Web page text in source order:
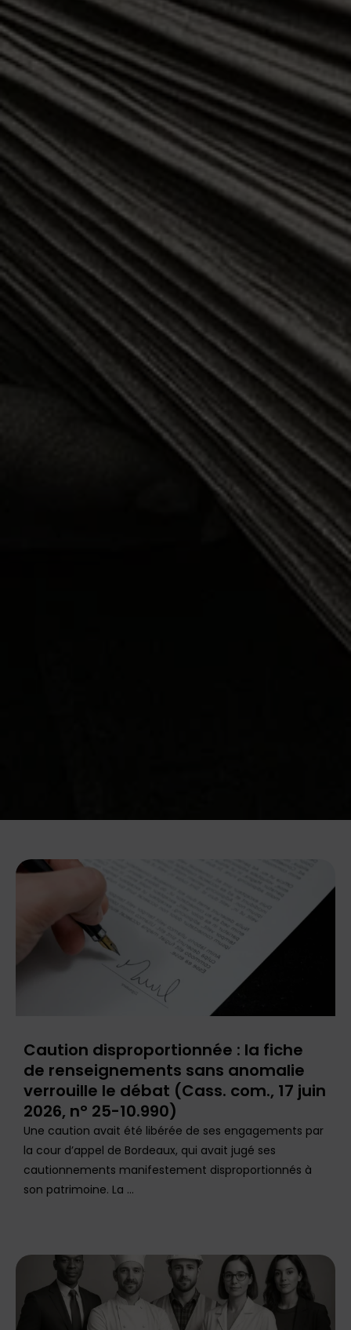
Caution disproportionnée : la fiche
de renseignements sans anomalie
verrouille le débat (Cass. com., 17 juin
2026, n° 25-10.990)
Une caution avait été libérée de ses engagements par
la cour d’appel de Bordeaux, qui avait jugé ses
cautionnements manifestement disproportionnés à
son patrimoine. La ...